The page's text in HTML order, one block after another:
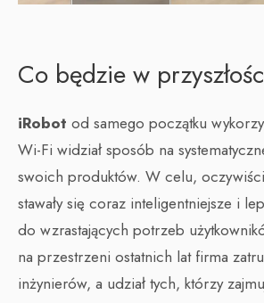
Co będzie w
iRobot od samego początku
Wi-Fi widział sposób na
swoich produktów. W celu,
stawały się coraz inteligentniejsze i
do wzrastających potrzeb
na przestrzeni ostatnich lat firma
inżynierów, a udział tych, którzy